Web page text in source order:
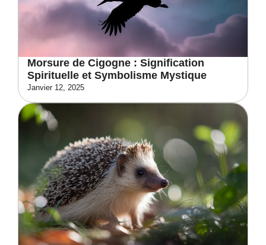
Morsure de Cigogne : Signification
Spirituelle et Symbolisme Mystique
Janvier 12, 2025